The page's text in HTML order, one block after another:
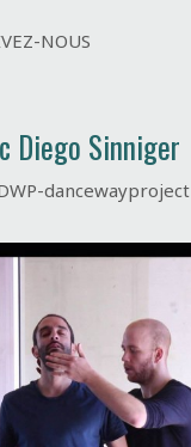
NOUS
Diego Sinniger
dancewayproject